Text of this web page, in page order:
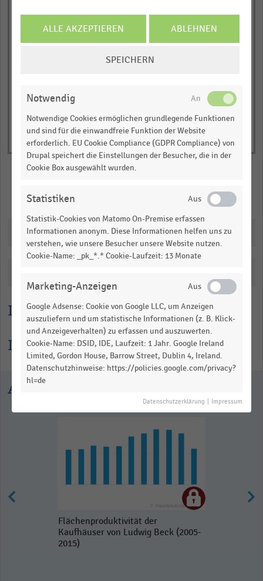
Lesehilfe
Informationen zur Statistik
empty
Merken Teilen
Downloads
Ausgewählte Statistiken
Flächenproduktivität der
Kaufhäuser von Ludwig Beck (2005-
2015)
ALLE AKZEPTIEREN ABLEHNEN
SPEICHERN
Notwendig
Notwendige Cookies ermöglichen grundlegende Funktionen
und sind für die einwandfreie Funktion der Website
erforderlich. EU Cookie Compliance (GDPR Compliance) von
Drupal speichert die Einstellungen der Besucher, die in der
Cookie Box ausgewählt wurden.
Statistiken
Statistik-Cookies von Matomo On-Premise erfassen
Informationen anonym. Diese Informationen helfen uns zu
verstehen, wie unsere Besucher unsere Website nutzen.
Cookie-Name: _pk_*.* Cookie-Laufzeit: 13 Monate
Marketing-Anzeigen
Google Adsense: Cookie von Google LLC, um Anzeigen
auszuliefern und um statistische Informationen (z. B. Klick-
und Anzeigeverhalten) zu erfassen und auszuwerten.
Cookie-Name: DSID, IDE, Laufzeit: 1 Jahr. Google Ireland
Limited, Gordon House, Barrow Street, Dublin 4, Ireland.
Datenschutzhinweise: https://policies.google.com/privacy?
hl=de
Datenschutzerklärung Impressum